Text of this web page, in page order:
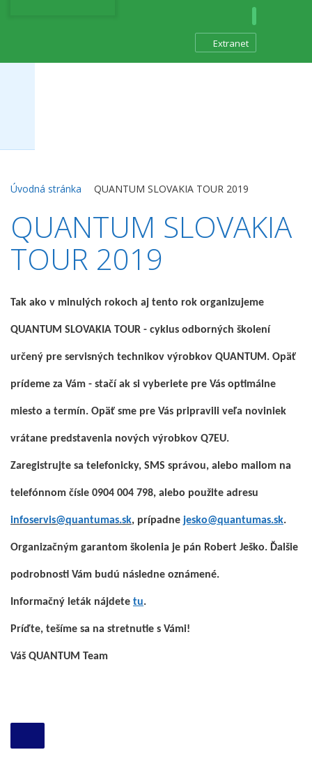
Extranet
ohrievače vzduchu
Úvodná stránka QUANTUM SLOVAKIA TOUR 2019
QUANTUM SLOVAKIA
TOUR 2019
Tak ako v minulých rokoch aj tento rok organizujeme
QUANTUM SLOVAKIA TOUR - cyklus odborných školení
určený pre servisných technikov výrobkov QUANTUM. Opäť
prídeme za Vám - stačí ak si vyberiete pre Vás optimálne
miesto a termín. Opäť sme pre Vás pripravili veľa noviniek
vrátane predstavenia nových výrobkov Q7EU.
Zaregistrujte sa telefonicky, SMS správou, alebo mailom na
telefónnom čísle 0904 004 798, alebo použite adresu
infoservis@quantumas.sk, prípadne jesko@quantumas.sk.
Organizačným garantom školenia je pán Robert Ješko. Ďalšie
podrobnosti Vám budú následne oznámené.
Informačný leták nájdete tu.
Príďte, tešíme sa na stretnutie s Vámi!
Váš QUANTUM Team